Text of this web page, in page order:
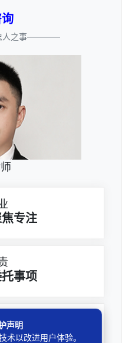
人之事————
专注
事项
权益
声明
术以改进用户体验。